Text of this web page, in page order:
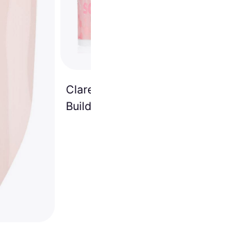
Claresa Soft & Easy
Builder Gel - Natural 45g